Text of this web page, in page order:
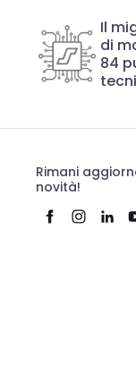
Il
di
84
Rimani
novità!